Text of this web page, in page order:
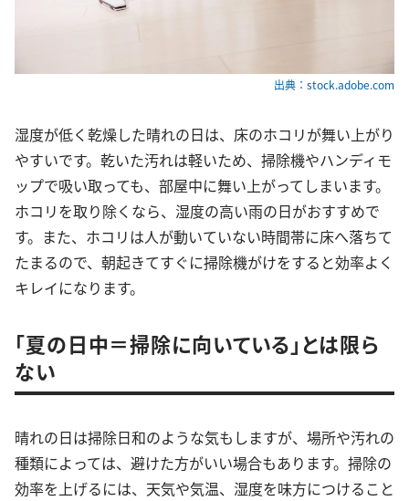
出典：stock.adobe.com
湿度が低く乾燥した晴れの日は、床のホコリが舞い上がり
やすいです。乾いた汚れは軽いため、掃除機やハンディモ
ップで吸い取っても、部屋中に舞い上がってしまいます。
ホコリを取り除くなら、湿度の高い雨の日がおすすめで
す。また、ホコリは人が動いていない時間帯に床へ落ちて
たまるので、朝起きてすぐに掃除機がけをすると効率よく
キレイになります。
「夏の日中＝掃除に向いている」とは限ら
ない
晴れの日は掃除日和のような気もしますが、場所や汚れの
種類によっては、避けた方がいい場合もあります。掃除の
効率を上げるには、天気や気温、湿度を味方につけること